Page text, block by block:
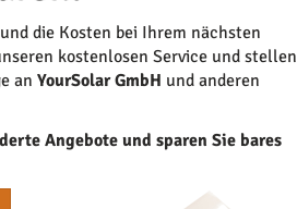
ist die Firma
die Kosten bei Ihrem nächsten
kostenlosen Service und stellen
an YourSolar GmbH und anderen
Angebote und sparen Sie bares